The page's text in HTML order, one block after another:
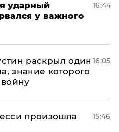
ударный
у важного
16:44
раскрыл один
знание которого
16:05
произошла
15:46